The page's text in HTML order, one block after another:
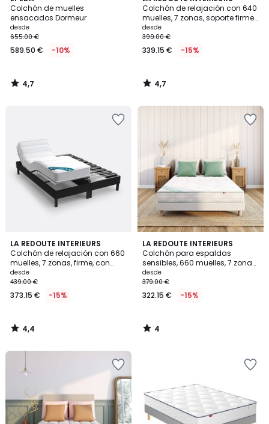
Colchón de muelles
ensacados Dormeur
desde
655.00 €
589.50 € -10%
/ 5
4,7
/
Colchón de relajación con 640
muelles, 7 zonas, soporte firme
y sensación inicial mullida
desde
399.00 €
339.15 € -15%
/ 5
4,7
/
LA REDOUTE INTERIEURS
Colchón de relajación con 660
muelles, 7 zonas, firme, con
capa superior de espuma
viscoelástica
desde
439.00 €
373.15 € -15%
4,4
/ 5
4,4
/
LA REDOUTE INTERIEURS
Colchón para espaldas
sensibles, 660 muelles, 7 zonas,
soporte muy firme, capa
superior mullida
desde
379.00 €
322.15 € -15%
4
/
5
4
/